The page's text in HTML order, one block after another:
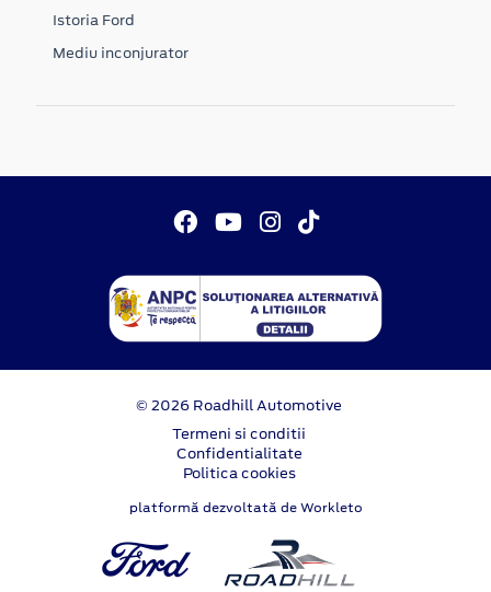
Istoria Ford
Mediu inconjurator
© 2026 Roadhill Automotive
Termeni si conditii
Confidentialitate
Politica cookies
platformă dezvoltată de Workleto